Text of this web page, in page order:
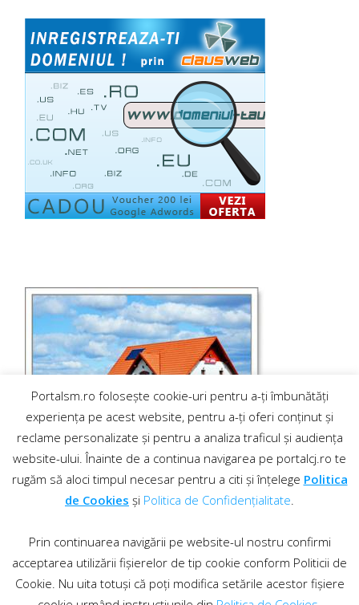
Portalsm.ro folosește cookie-uri pentru a-ți îmbunătăți
experiența pe acest website, pentru a-ți oferi conținut și
reclame personalizate și pentru a analiza traficul și audiența
website-ului. Înainte de a continua navigarea pe portalcj.ro te
rugăm să aloci timpul necesar pentru a citi și înțelege Politica
de Cookies și Politica de Confidențialitate.
Prin continuarea navigării pe website-ul nostru confirmi
acceptarea utilizării fișierelor de tip cookie conform Politicii de
Cookie. Nu uita totuși că poți modifica setările acestor fișiere